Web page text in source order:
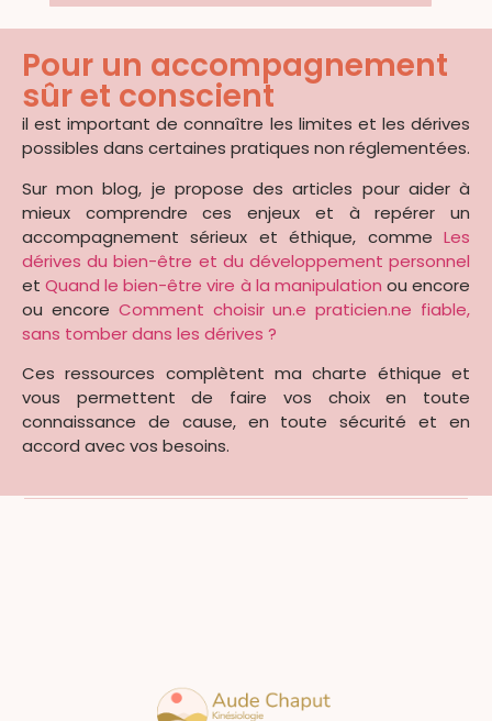
Pour un accompagnement
sûr et conscient
il est important de connaître les limites et les dérives
possibles dans certaines pratiques non réglementées.
Sur mon blog, je propose des articles pour aider à
mieux comprendre ces enjeux et à repérer un
accompagnement sérieux et éthique, comme Les
dérives du bien-être et du développement personnel
etQuand le bien-être vire à la manipulation ou encore
ou encore Comment choisir un.e praticien.ne fiable,
sans tomber dans les dérives ?
Ces ressources complètent ma charte éthique et
vous permettent de faire vos choix en toute
connaissance de cause, en toute sécurité et en
accord avec vos besoins.